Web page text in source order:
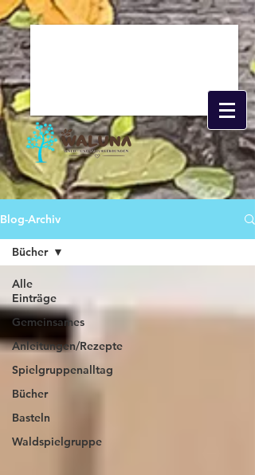
Blog-Archiv
Alle
Einträge
Gemeinsames
Anleitungen/Rezepte
Spielgruppenalltag
Bücher
Basteln
Waldspielgruppe
Bücher